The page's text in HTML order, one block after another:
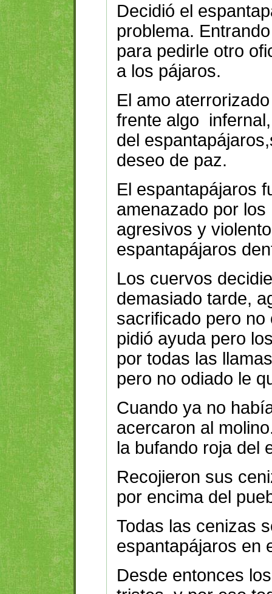
Decidió el
problema.
para pedirle otro
a los pájaros.
El amo
frente algo
del
deseo de paz.
El espantapájaros
amenazado por
agresivos y
espantapájaros
Los cuervos
demasiado tarde,
sacrificado pero
pidió ayuda pero
por todas las
pero no odiado le
Cuando ya no
acercaron al
la bufando roja del
Recojieron sus
por encima del
Todas las cenizas
espantapájaros en
Desde entonces